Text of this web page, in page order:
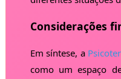
Considerações
Em síntese, a
como um espaço